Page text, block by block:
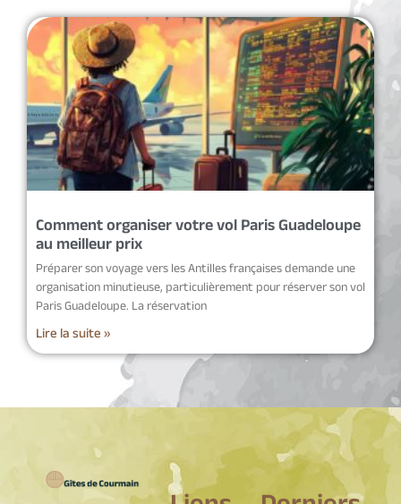
Comment organiser votre vol Paris Guadeloupe
au meilleur prix
Préparer son voyage vers les Antilles françaises demande une
organisation minutieuse, particulièrement pour réserver son vol
Paris Guadeloupe. La réservation
Lire la suite »